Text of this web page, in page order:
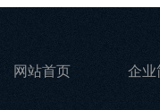
网站首页 企业